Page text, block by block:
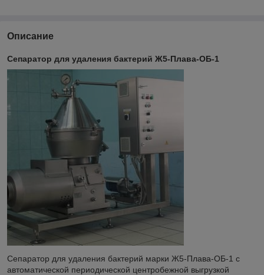
Описание
Сепаратор для удаления бактерий Ж5-Плава-ОБ-1
Сепаратор для удаления бактерий марки Ж5-Плава-ОБ-1 с
автоматической периодической центробежной выгрузкой